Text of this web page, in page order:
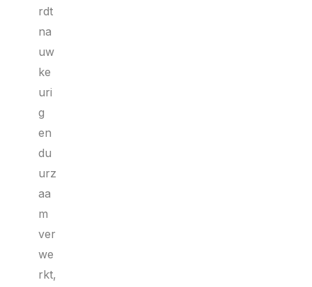
rdt
na
uw
ke
uri
g
en
du
urz
aa
m
ver
we
rkt,